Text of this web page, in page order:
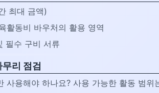
최대 금액)
활동비 바우처의 활용 영역
필수 구비 서류
리 점검
사용해야 하나요? 사용 가능한 활동 범위